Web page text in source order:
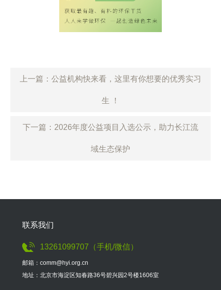
上一篇：公益机构快来看，这里有你想要的优秀实习
生 ！
下一篇：2026年度公益项目入选公示，助力长江流
域生态保护
联系我们
13261099707（手机/微信）
邮箱：comm@hyi.org.cn
地址：北京市海淀区知春路36号碧兴园2号楼1606室